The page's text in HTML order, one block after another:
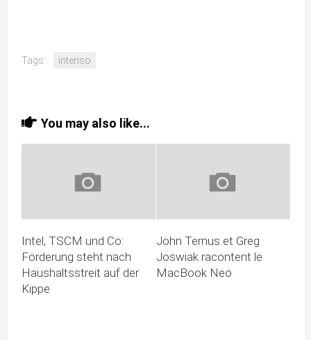
Tags: intenso
You may also like...
Intel, TSCM und Co:
Förderung steht nach
Haushaltsstreit auf der
Kippe
John Ternus et Greg
Joswiak racontent le
MacBook Neo